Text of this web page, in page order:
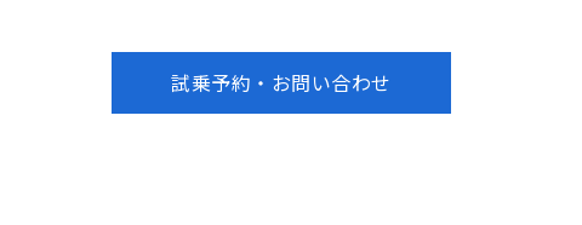
試乗予約・お問い合わせ